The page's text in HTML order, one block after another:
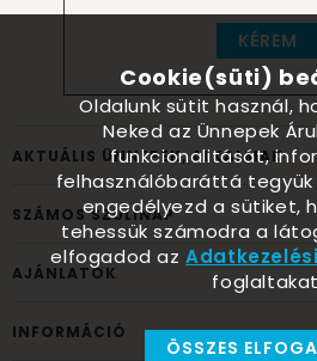
KÉREM
AKTUÁLIS ÜNNEPEK, ALKALMAK
SZÁMOS SZÜLINAP
AJÁNLATOK
INFORMÁCIÓ
Cookie(süti)
Oldalunk sütit használ,
Neked az Ünnepek
funkcionalitását,
felhasználóbaráttá tegyük
engedélyezd a sütiket,
tehessük számodra a
elfogadod az
ÖSSZES